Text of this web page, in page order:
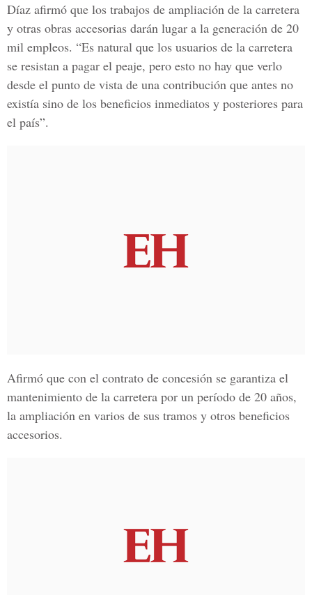
Díaz afirmó que los trabajos de ampliación de la carretera
y otras obras accesorias darán lugar a la generación de 20
mil empleos. “Es natural que los usuarios de la carretera
se resistan a pagar el peaje, pero esto no hay que verlo
desde el punto de vista de una contribución que antes no
existía sino de los beneficios inmediatos y posteriores para
el país”.
Afirmó que con el contrato de concesión se garantiza el
mantenimiento de la carretera por un período de 20 años,
la ampliación en varios de sus tramos y otros beneficios
accesorios.